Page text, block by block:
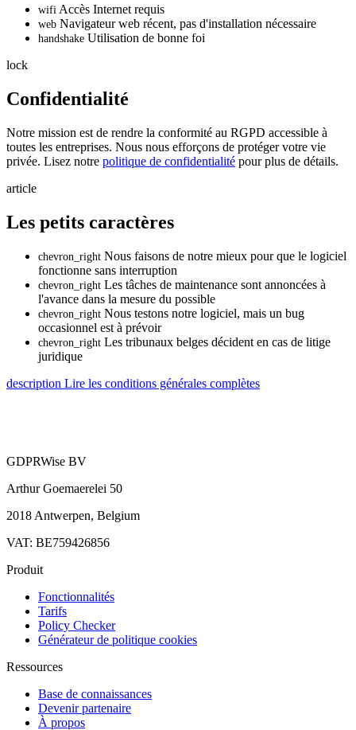
wifi Accès Internet requis
web Navigateur web récent, pas d'installation nécessaire
handshake Utilisation de bonne foi
lock
Confidentialité
Notre mission est de rendre la conformité au RGPD accessible à
toutes les entreprises. Nous nous efforçons de protéger votre vie
privée. Lisez notre politique de confidentialité pour plus de détails.
article
Les petits caractères
chevron_right Nous faisons de notre mieux pour que le logiciel
fonctionne sans interruption
chevron_right Les tâches de maintenance sont annoncées à
l'avance dans la mesure du possible
chevron_right Nous testons notre logiciel, mais un bug
occasionnel est à prévoir
chevron_right Les tribunaux belges décident en cas de litige
juridique
description Lire les conditions générales complètes
GDPRWise BV
Arthur Goemaerelei 50
2018 Antwerpen, Belgium
VAT: BE759426856
Produit
Fonctionnalités
Tarifs
Policy Checker
Générateur de politique cookies
Ressources
Base de connaissances
Devenir partenaire
À propos